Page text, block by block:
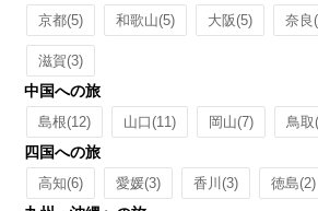
京都(5) 和歌山(5) 大阪(5) 奈良
滋賀(3)
中国への旅
島根(12) 山口(11) 岡山(7) 鳥取
四国への旅
高知(6) 愛媛(3) 香川(3) 徳島(2)